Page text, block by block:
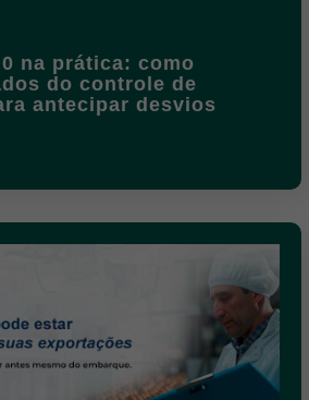
na prática: como
do controle de
antecipar desvios